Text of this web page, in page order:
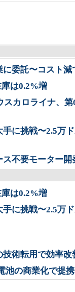
委託〜コスト減
は0.2%増
カロライナ、第
に挑戦〜2.5万
不要モーター開
は0.2%増
に挑戦〜2.5万
技術転用で効率改
池の商業化で提携